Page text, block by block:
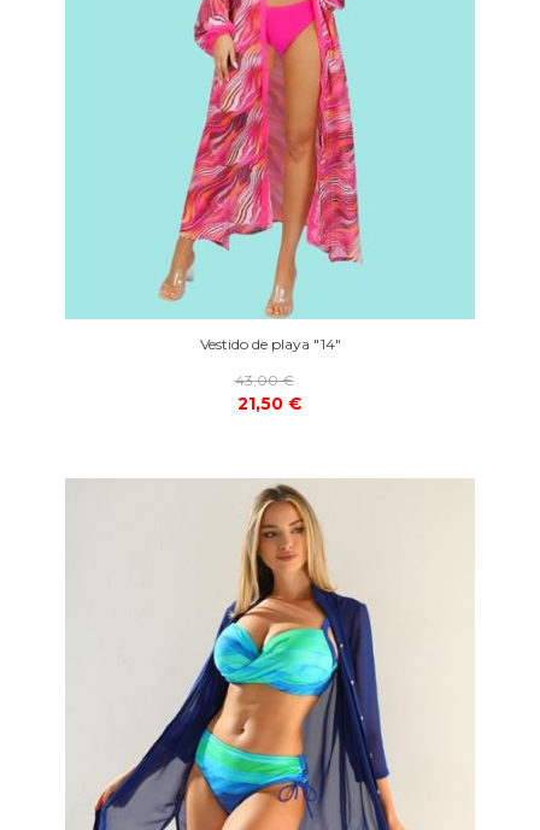
Vestido de playa "14"
43,00 €
21,50 €